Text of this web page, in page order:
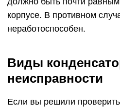
корпусе. В противном
неработоспособен.
Виды
неисправности
Если вы решили